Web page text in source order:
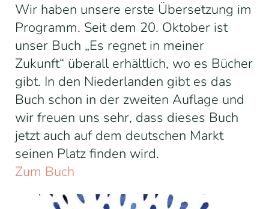
Wir haben unsere erste Übersetzung im
Programm. Seit dem 20. Oktober ist
unser Buch „Es regnet in meiner
Zukunft“ überall erhältlich, wo es Bücher
gibt. In den Niederlanden gibt es das
Buch schon in der zweiten Auflage und
wir freuen uns sehr, dass dieses Buch
jetzt auch auf dem deutschen Markt
seinen Platz finden wird.
Zum Buch